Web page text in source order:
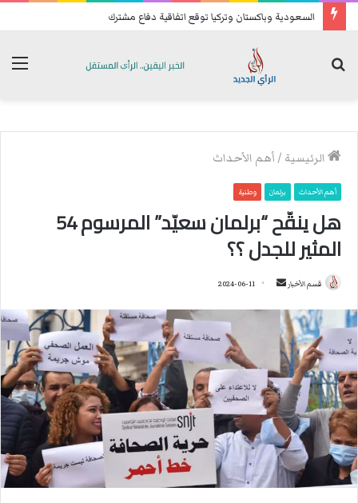
السعودية وباكستان وتركيا توقع اتفاقية دفاع مشترك
الرئيسية /أهم الأحداث
أهم الأحداث برلمان وطنية
هل ينقّح “برلمان سعيّد” المرسوم 54
المثير للجدل ؟؟
قسم الأخبار
ر
ي
د
ا
إ
2024-06-11